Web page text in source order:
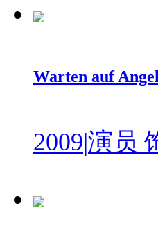
Warten auf
2009|演员